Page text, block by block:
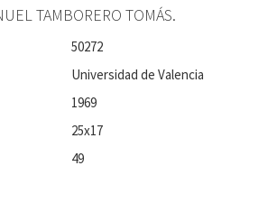
TAMBORERO TOMÁS.
50272
Universidad de Valencia
1969
25x17
49